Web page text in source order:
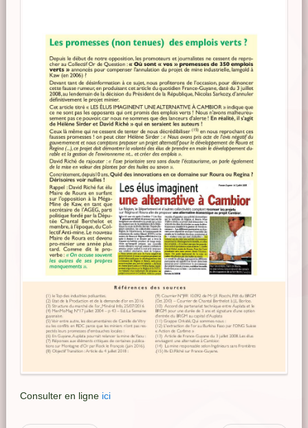
Consulter en ligne ici